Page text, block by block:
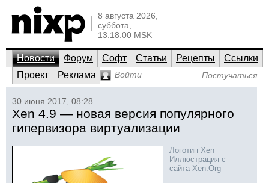
8 августа 2026,
суббота,
13:18:00 MSK
Новости Форум Софт Статьи Рецепты
Ссылки
Проект
Реклама Войти Постучаться
30 июня 2017, 08:28
Xen 4.9 — новая версия популярного
гипервизора виртуализации
Логотип Xen
Иллюстрация с
сайта Xen.Org